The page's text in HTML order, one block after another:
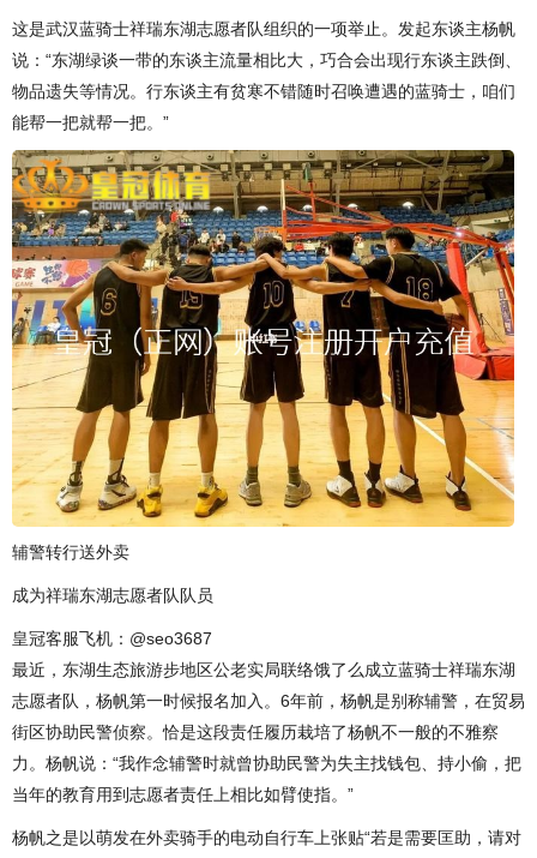
这是武汉蓝骑士祥瑞东湖志愿者队组织的一项举止。发起东谈主杨帆
说：“东湖绿谈一带的东谈主流量相比大，巧合会出现行东谈主跌倒、
物品遗失等情况。行东谈主有贫寒不错随时召唤遭遇的蓝骑士，咱们
能帮一把就帮一把。”
辅警转行送外卖
成为祥瑞东湖志愿者队队员
皇冠客服飞机：@seo3687
最近，东湖生态旅游步地区公老实局联络饿了么成立蓝骑士祥瑞东湖
志愿者队，杨帆第一时候报名加入。6年前，杨帆是别称辅警，在贸易
街区协助民警侦察。恰是这段责任履历栽培了杨帆不一般的不雅察
力。杨帆说：“我作念辅警时就曾协助民警为失主找钱包、持小偷，把
当年的教育用到志愿者责任上相比如臂使指。”
杨帆之是以萌发在外卖骑手的电动自行车上张贴“若是需要匡助，请对